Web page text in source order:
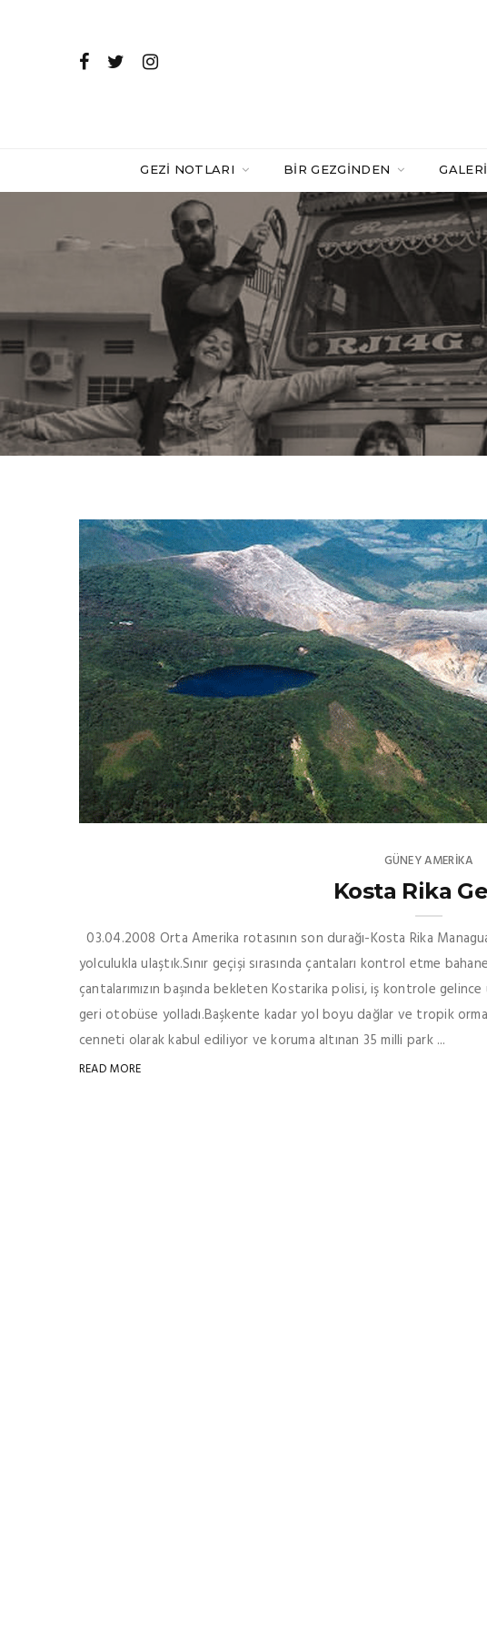
GEZI NOTLARI BIR GEZGINDEN GALERI
GÜNEY AMERIKA
Kosta Rika
03.04.2008 Orta Amerika rotasının son durağı-Kosta Rika
yolculukla ulaştık.Sınır geçişi sırasında çantaları kontrol etme
çantalarımızın başında bekleten Kostarika polisi, iş kontrole
geri otobüse yolladı.Başkente kadar yol boyu dağlar ve tropik
cenneti olarak kabul ediliyor ve koruma altınan 35 milli park ...
READ MORE